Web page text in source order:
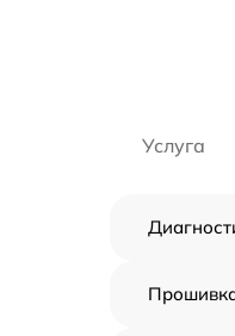
Услуга